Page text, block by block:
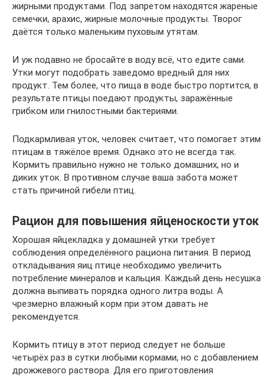
жирными продуктами. Под запретом находятся жареные
семечки, арахис, жирные молочные продукты. Творог
даётся только маленьким пуховым утятам.
И уж подавно не бросайте в воду всё, что едите сами.
Утки могут подобрать заведомо вредный для них
продукт. Тем более, что пища в воде быстро портится, в
результате птицы поедают продукты, заражённые
грибком или гнилостными бактериями.
Подкармливая уток, человек считает, что помогает этим
птицам в тяжёлое время. Однако это не всегда так.
Кормить правильно нужно не только домашних, но и
диких уток. В противном случае ваша забота может
стать причиной гибели птиц.
Рацион для повышения яйценоскости уток
Хорошая яйцекладка у домашней утки требует
соблюдения определённого рациона питания. В период
откладывания яиц птице необходимо увеличить
потребление минералов и кальция. Каждый день несушка
должна выпивать порядка одного литра воды. А
чрезмерно влажный корм при этом давать не
рекомендуется.
Кормить птицу в этот период следует не больше
четырёх раз в сутки любыми кормами, но с добавлением
дрожжевого раствора. Для его приготовления